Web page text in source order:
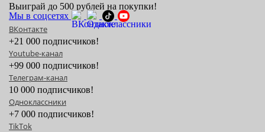
Выиграй до 500 рублей на покупки!
Мы в соцсетях
ВКонтакте
+21 000 подписчиков!
Youtube-канал
+99 000 подписчиков!
Телеграм-канал
10 000 подписчиков!
Одноклассники
+7 000 подписчиков!
TikTok